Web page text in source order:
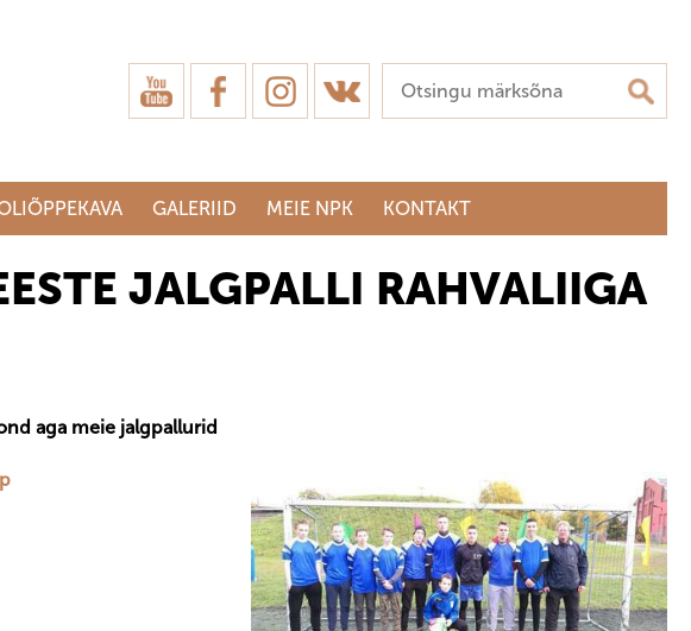
GALERIID MEIE NPK KONTAKT
JALGPALLI RAHVALIIGA
aga meie jalgpallurid